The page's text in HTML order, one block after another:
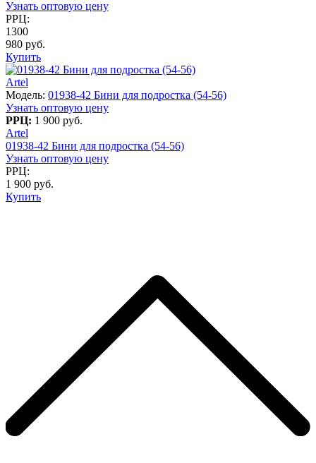
Узнать оптовую цену
РРЦ:
1300
980 руб.
Купить
Artel
Модель: 01938-42 Бини для подростка (54-56)
Узнать оптовую цену
РРЦ: 1 900 руб.
Artel
01938-42 Бини для подростка (54-56)
Узнать оптовую цену
РРЦ:
1 900 руб.
Купить